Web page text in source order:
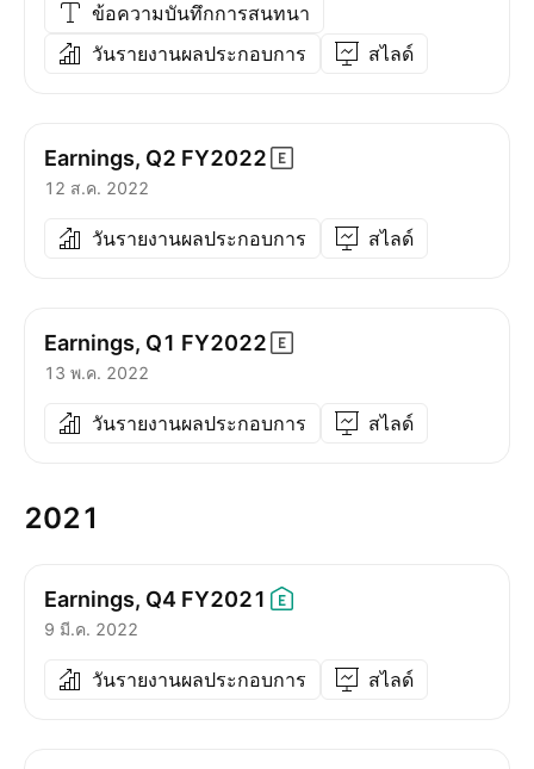
ข้อความบันทึกการสนทนา
วันรายงานผลประกอบการ
สไลด์
Earnings, Q2 FY2022
12 ส.ค. 2022
วันรายงานผลประกอบการ สไลด์
Earnings, Q1 FY2022
13 พ.ค. 2022
วันรายงานผลประกอบการ สไลด์
2021
Earnings, Q4 FY2021
9 มี.ค. 2022
วันรายงานผลประกอบการ สไลด์